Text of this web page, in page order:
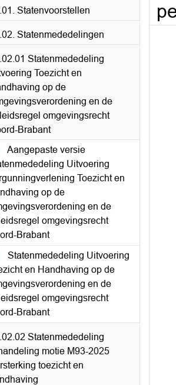
Statenvoorstellen
Statenmededelingen
Statenmededeling
Toezicht en
op de
en de
omgevingsrecht
Brabant
Aangepaste versie
Uitvoering
Toezicht en
op de
en de
omgevingsrecht
Brabant
Statenmededeling Uitvoering
en Handhaving op de
en de
omgevingsrecht
Brabant
Statenmededeling
motie M93-2025
toezicht en